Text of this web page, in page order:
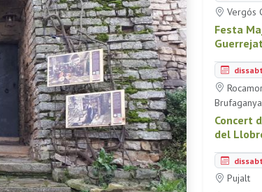
Vergós
Festa
Concert
del
Pujalt